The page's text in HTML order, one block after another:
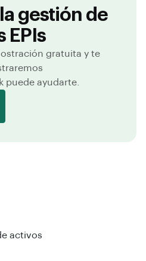
gestión de
EPIs
gratuita y te
puede ayudarte.
activos